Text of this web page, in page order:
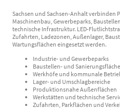
Sachsen und Sachsen-Anhalt
Maschinenbau, Gewerbeparks,
technische Infrastruktur. LED-
Zufahrten, Ladezonen, Außenlager,
Wartungsflächen eingesetzt werden.
Industrie- und Gewerbeparks
Baustellen- und
Werkhöfe und kommunale
Lager- und Umschlagbereiche
Produktionsnahe Außenflächen
Werkstätten und technische
Zufahrten, Parkflächen und